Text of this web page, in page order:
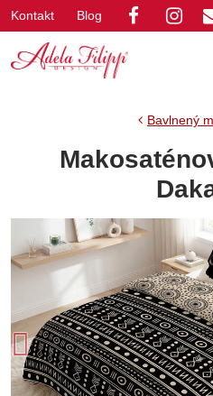
Kontakt Blog
Bavlnený